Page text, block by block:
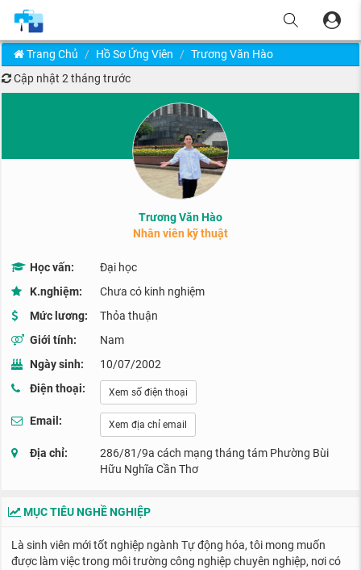
Trang Chủ Hồ Sơ Ứng Viên
Trương Văn Hào
Cập nhật 2 tháng trước
Trương Văn Hào
Nhân viên kỹ thuật
Học vấn:
Đại học
K.nghiệm:
Chưa có kinh nghiệm
Mức lương:
Thỏa thuận
Giới tính:
Nam
Ngày sinh:
10/07/2002
Điện thoại:
Xem số điện thoại
Email: Xem địa chỉ email
Địa chỉ:
286/81/9a cách mạng tháng tám Phường Bùi
Hữu Nghĩa Cần Thơ
MỤC TIÊU NGHỀ NGHIỆP
Là sinh viên mới tốt nghiệp ngành Tự động hóa, tôi mong muốn
được làm việc trong môi trường công nghiệp chuyên nghiệp, nơi có